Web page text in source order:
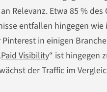
Relevanz. Etwa 85 % des
entfallen hingegen wie
in einigen
Paid Visibility“ ist hingegen
der Traffic im